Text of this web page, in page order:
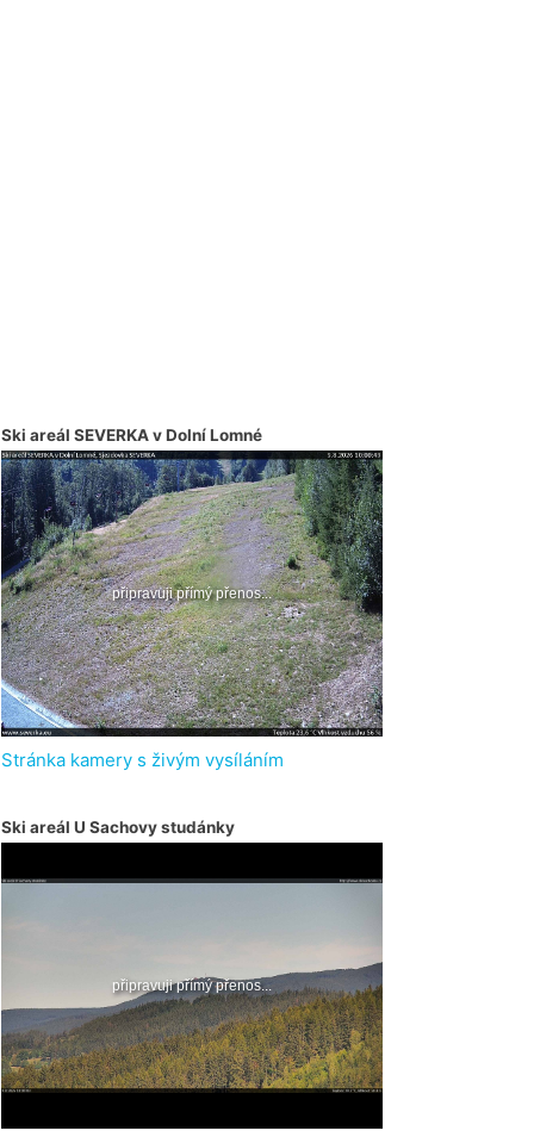
Ski areál SEVERKA v Dolní Lomné
Stránka kamery s živým vysíláním
Ski areál U Sachovy studánky